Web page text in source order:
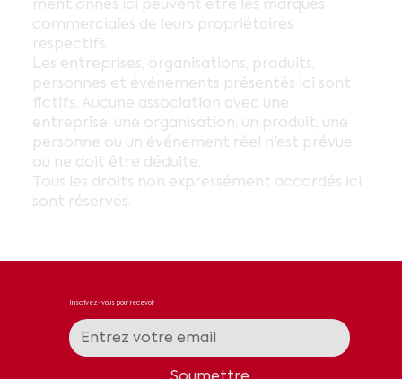
mentionnés ici peuvent être les marques
commerciales de leurs propriétaires
respectifs.
Les entreprises, organisations, produits,
personnes et événements présentés ici sont
fictifs. Aucune association avec une
entreprise, une organisation, un produit, une
personne ou un événement réel n'est prévue
ou ne doit être déduite.
Tous les droits non expressément accordés ici
sont réservés.
Inscrivez-vous pour recevoir